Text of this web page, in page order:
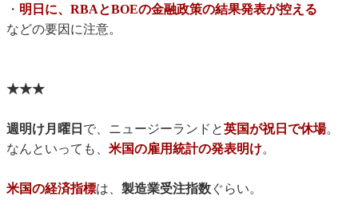
・ 明日に、RBAとBOEの金融政策の結果発表が控える
などの要因に注意。
★★★
週明け月曜日 で、ニュージーランドと英国が祝日で休場。
なんといっても、 米国の雇用統計の発表明け。
米国の経済指標は、 製造業受注指数ぐらい。